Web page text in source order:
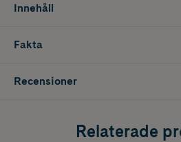
Innehåll
Fakta
Recensioner
Relaterade